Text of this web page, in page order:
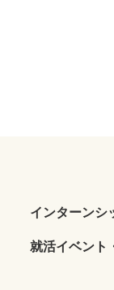
インターンシ
就活イベント